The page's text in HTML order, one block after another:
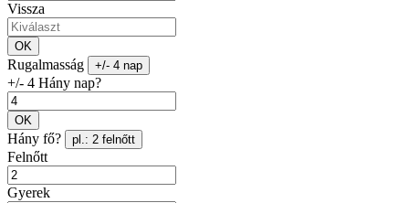
Vissza
OK
Rugalmasság +/- 4 nap
+/- 4 Hány nap?
OK
Hány fő? pl.: 2 felnőtt
Felnőtt
Gyerek